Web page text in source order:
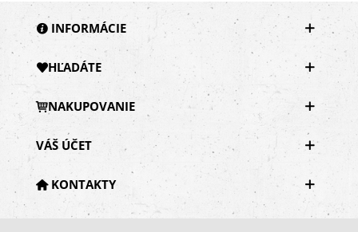
INFORMÁCIE
HĽADÁTE
NAKUPOVANIE
VÁŠ ÚČET
KONTAKTY